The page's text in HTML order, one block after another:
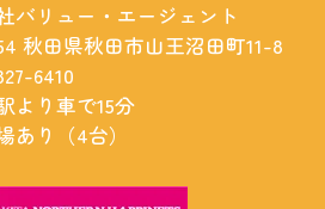
バリュー・エージェント
秋田県秋田市山王沼田町11-8
6410
より車で15分
あり（4台）